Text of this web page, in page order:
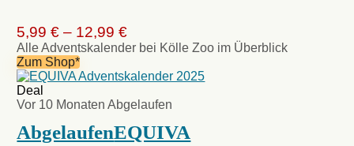
5,99 € – 12,99 €
Alle Adventskalender bei Kölle Zoo im Überblick
Zum Shop*
Deal
Vor 10 MonatenAbgelaufen
AbgelaufenEQUIVA